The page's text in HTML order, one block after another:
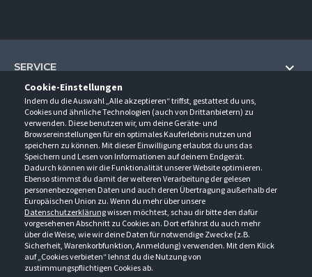
Cookie-Einstellungen
Indem du die Auswahl „Alle akzeptieren“ triffst, gestattest du uns,
Cookies und ähnliche Technologien (auch von Drittanbietern) zu
verwenden. Diese benutzen wir, um deine Geräte- und
Browsereinstellungen für ein optimales Kauferlebnis nutzen und
speichern zu können. Mit dieser Einwilligung erlaubst du uns das
Speichern und Lesen von Informationen auf deinem Endgerät.
Dadurch können wir die Funktionalität unserer Website optimieren.
Ebenso stimmst du damit der weiteren Verarbeitung der gelesen
personenbezogenen Daten und auch deren Übertragung außerhalb der
Europäischen Union zu. Wenn du mehr über unsere
Datenschutzerklärungwissen möchtest, schau dir bitte den dafür
vorgesehenen Abschnitt zu Cookies an. Dort erfährst du auch mehr
über die Weise, wie wir deine Daten für notwendige Zwecke (z.B.
Sicherheit, Warenkorbfunktion, Anmeldung) verwenden. Mit dem Klick
auf „Cookies verbieten“ lehnst du die Nutzung von
zustimmungspflichtigen Cookies ab.
SERVICE
Hilfe und Information
Fragen und Antworten (FAQ)
Kontakt
Newsletter
Events
Downloads
Kataloge
UNTERNEHMEN
Über uns
Anfahrt
Ansprechpartner
Außendienstbesuch
Jobs & Ausbildung
Retouren/Reklamationen
KONTAKT
Gröner-Schulze GmbH
Sarirstraße 5
12529 Schönefeld
Berlin-Schönefeld: +49 30 68 29 54-0
Saerbeck: +49 2574 88750-0
Weißenhorn: +49 731 3982-0
info@groener-schulze.com
ÖFFNUNGSZEITEN
Montag - Donnerstag
9:00 - 17:00
Freitag
9:00 - 15:00
FOLGE UNS